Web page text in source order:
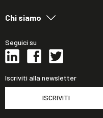
Chi siamo
Seguici su
Iscriviti alla newsletter
ISCRIVITI